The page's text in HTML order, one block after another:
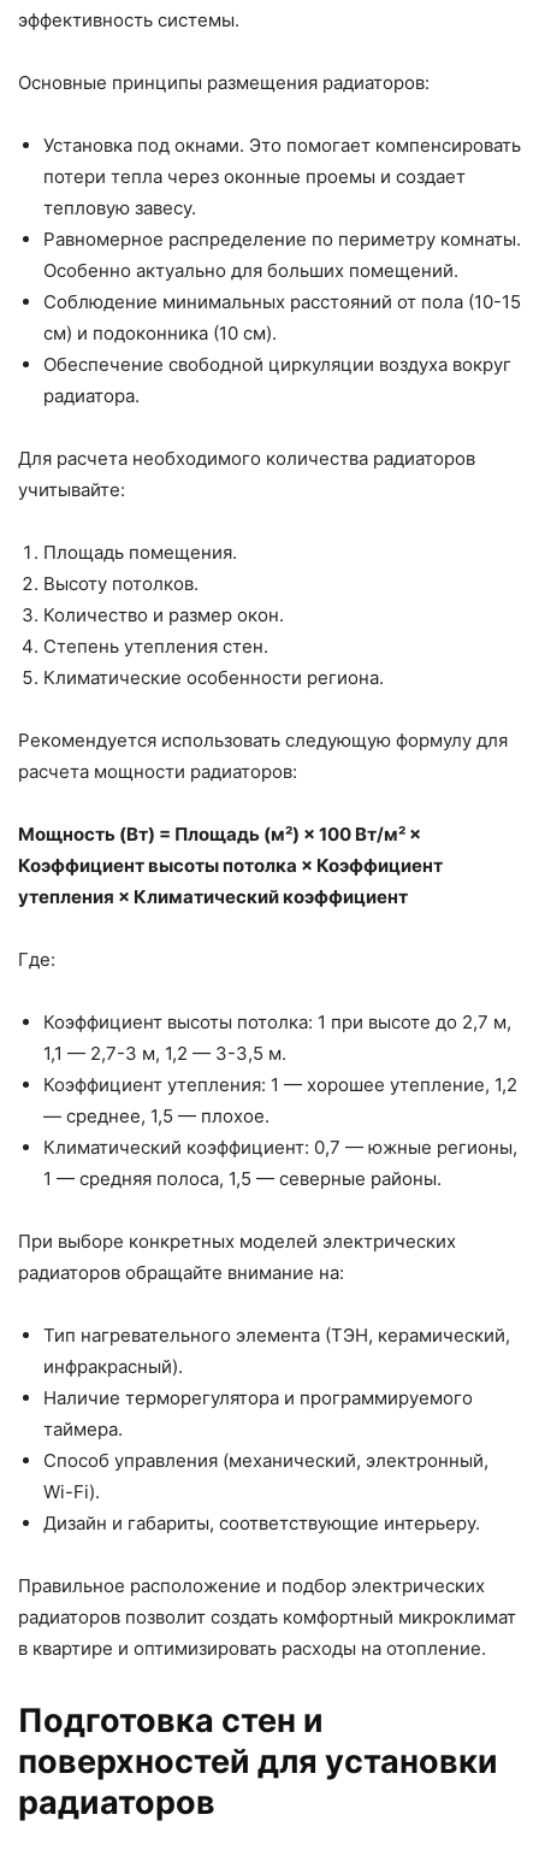
эффективность системы.
Основные принципы размещения радиаторов:
Установка под окнами. Это помогает компенсировать
потери тепла через оконные проемы и создает
тепловую завесу.
Равномерное распределение по периметру комнаты.
Особенно актуально для больших помещений.
Соблюдение минимальных расстояний от пола (10-15
см) и подоконника (10 см).
Обеспечение свободной циркуляции воздуха вокруг
радиатора.
Для расчета необходимого количества радиаторов
учитывайте:
Площадь помещения.
Высоту потолков.
Количество и размер окон.
Степень утепления стен.
Климатические особенности региона.
Рекомендуется использовать следующую формулу для
расчета мощности радиаторов:
Мощность (Вт) = Площадь (м²) × 100 Вт/м² ×
Коэффициент высоты потолка × Коэффициент
утепления × Климатический коэффициент
Где:
Коэффициент высоты потолка: 1 при высоте до 2,7 м,
1,1 — 2,7-3 м, 1,2 — 3-3,5 м.
Коэффициент утепления: 1 — хорошее утепление, 1,2
— среднее, 1,5 — плохое.
Климатический коэффициент: 0,7 — южные регионы,
1 — средняя полоса, 1,5 — северные районы.
При выборе конкретных моделей электрических
радиаторов обращайте внимание на:
Тип нагревательного элемента (ТЭН, керамический,
инфракрасный).
Наличие терморегулятора и программируемого
таймера.
Способ управления (механический, электронный,
Wi-Fi).
Дизайн и габариты, соответствующие интерьеру.
Правильное расположение и подбор электрических
радиаторов позволит создать комфортный микроклимат
в квартире и оптимизировать расходы на отопление.
Подготовка стен и
поверхностей для установки
радиаторов